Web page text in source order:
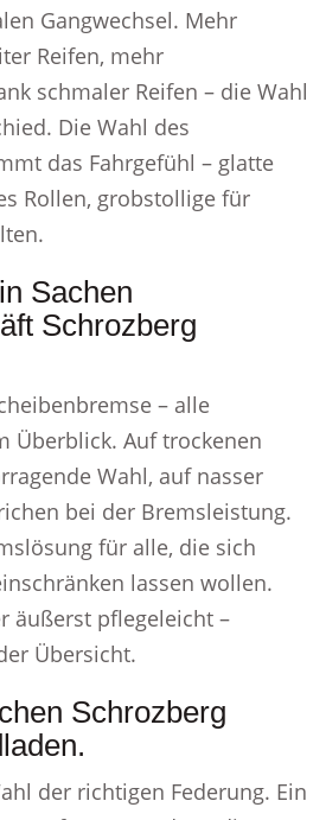
Gangwechsel. Mehr
Reifen, mehr
schmaler Reifen – die Wahl
Die Wahl des
das Fahrgefühl – glatte
Rollen, grobstollige für
Sachen
Schrozberg
– alle
Überblick. Auf trockenen
Wahl, auf nasser
bei der Bremsleistung.
für alle, die sich
lassen wollen.
äußerst pflegeleicht –
Übersicht.
Schrozberg
der richtigen Federung. Ein